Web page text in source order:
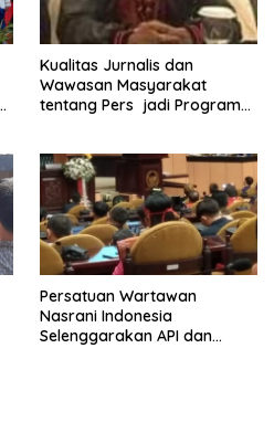
Kualitas Jurnalis dan
Wawasan Masyarakat
tentang Pers jadi Program
Persatuan Wartawan
Nasrani Indonesia
Selenggarakan API dan